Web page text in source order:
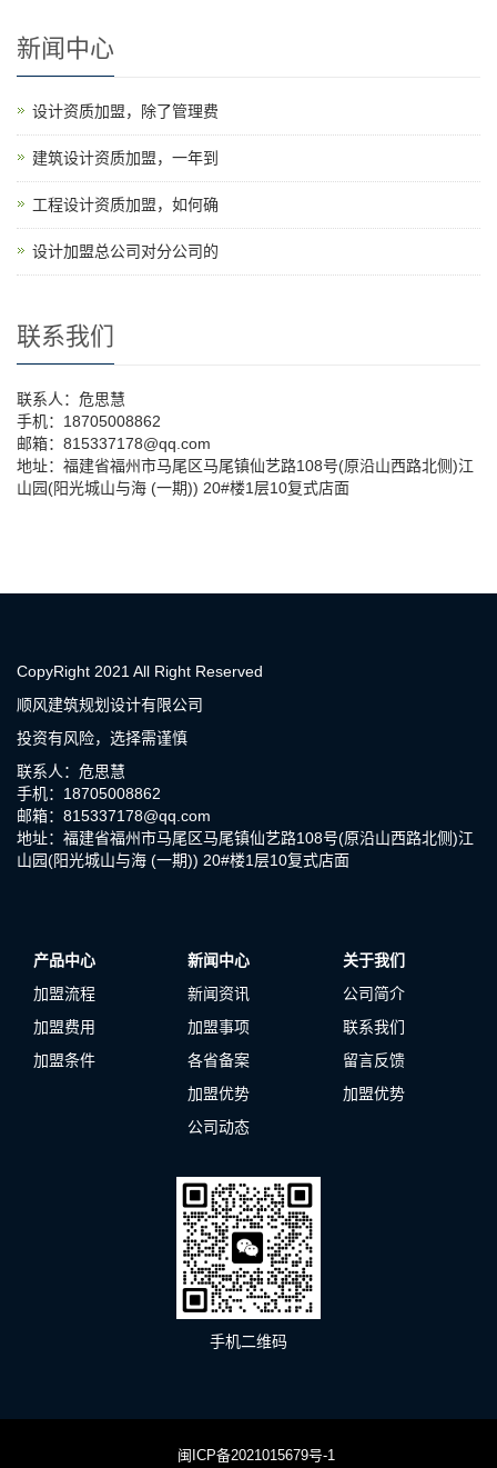
新闻中心
设计资质加盟，除了管理费
建筑设计资质加盟，一年到
工程设计资质加盟，如何确
设计加盟总公司对分公司的
联系我们
联系人：危思慧
手机：18705008862
邮箱：815337178@qq.com
地址：福建省福州市马尾区马尾镇仙艺路108号(原沿山西路北侧)江
山园(阳光城山与海 (一期)) 20#楼1层10复式店面
CopyRight 2021 All Right Reserved
顺风建筑规划设计有限公司
投资有风险，选择需谨慎
联系人：危思慧
手机：18705008862
邮箱：815337178@qq.com
地址：福建省福州市马尾区马尾镇仙艺路108号(原沿山西路北侧)江
山园(阳光城山与海 (一期)) 20#楼1层10复式店面
产品中心
加盟流程
加盟费用
加盟条件
新闻中心
新闻资讯
加盟事项
各省备案
加盟优势
公司动态
关于我们
公司简介
联系我们
留言反馈
加盟优势
手机二维码
闽ICP备2021015679号-1